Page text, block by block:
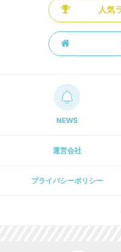
人気
NEWS
運営会社
プライパシーポリシー